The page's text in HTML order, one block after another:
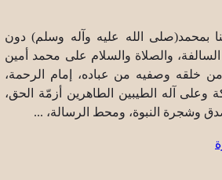
بمحمد(صلى الله عليه وآله وسلم) دون
السالفة، والصلاة والسلام على محمد أمين
من خلقه وصفيه من عباده، إمام الرحمة،
وعلى آله الطيبين الطاهرين أزمّة الحق،
وشجرة النبوة، ومحط الرسالة، ...